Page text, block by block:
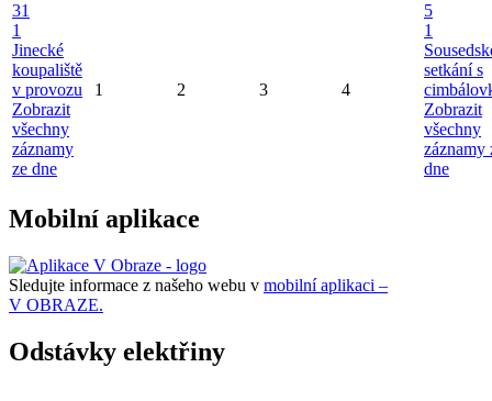
31
1
Jinecké
koupaliště
v provozu
Zobrazit
všechny
záznamy
ze dne
1 2 3 4
5
1
setkání s
Zobrazit
všechny
záznamy
dne
Mobilní aplikace
Sledujte informace z našeho webu v mobilní aplikaci –
V OBRAZE.
Odstávky elektřiny